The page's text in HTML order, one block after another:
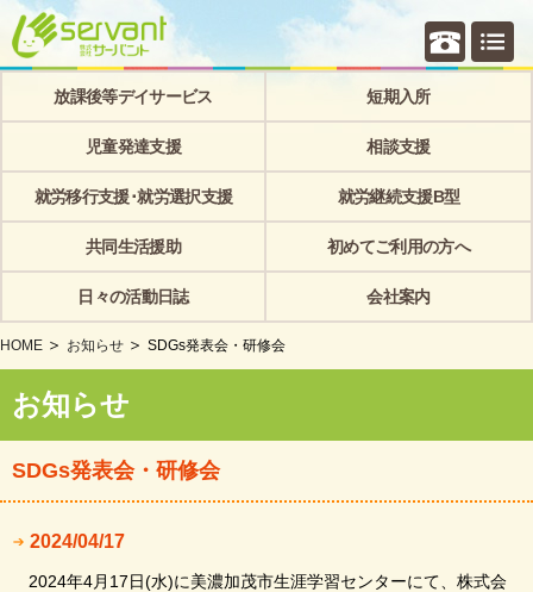
個別相
放課後等デイサービス 短期入所
児童発達支援 相談支援
就労移行支援･就労選択支援 就労継続支援B型
共同生活援助 初めてご利用の方へ
日々の活動日誌 会社案内
HOME お知らせ SDGs発表会・研修会
お知らせ
SDGs発表会・研修会
2024/04/17
2024年4月17日(水)に美濃加茂市生涯学習センターにて、株式会